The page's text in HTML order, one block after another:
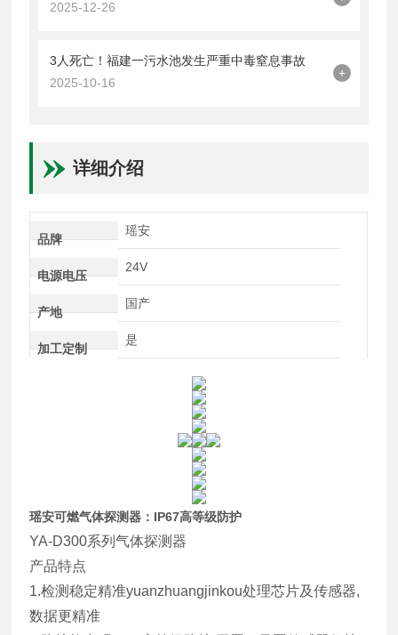
2025-12-26
3人死亡！福建一污水池发生严重中毒窒息事故
2025-10-16
+
详细介绍
品牌
瑶安
电源电压
24V
产地
国产
加工定制
是
瑶安可燃气体探测器：IP67高等级防护
YA-D300系列气体探测器
产品特点
1.检测稳定精准yuanzhuangjinkou处理芯片及传感器,
数据更精准